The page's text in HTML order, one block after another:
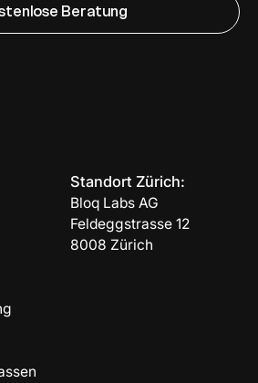
Beratung
Standort Zürich:
Bloq Labs AG
Feldeggstrasse 12
8008 Zürich